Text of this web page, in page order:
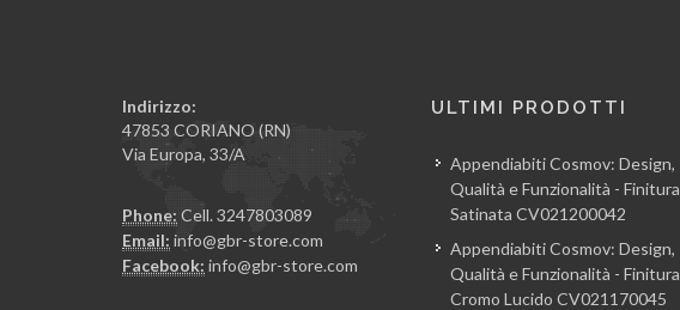
Indirizzo:
47853 CORIANO (RN)
Via Europa, 33/A
Phone: Cell. 3247803089
Email: info@gbr-store.com
Facebook: info@gbr-store.com
ULTIMI PRODOTTI
Appendiabiti Cosmov: Design,
Qualità e Funzionalità - Finitura
Satinata CV021200042
Appendiabiti Cosmov: Design,
Qualità e Funzionalità - Finitura
Cromo Lucido CV021170045